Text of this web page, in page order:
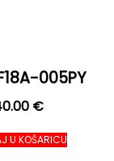
005PY
€
U KOŠARICU